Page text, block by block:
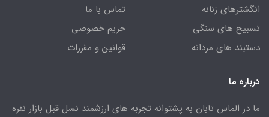
انگشترهای زنانه
تسبیح های سنگی
دستبند های مردانه
تماس با ما
حریم خصوصی
قوانین و مقررات
درباره ما
ما در الماس تابان به پشتوانه تجربه های ارزشمند نسل قبل بازار نقره